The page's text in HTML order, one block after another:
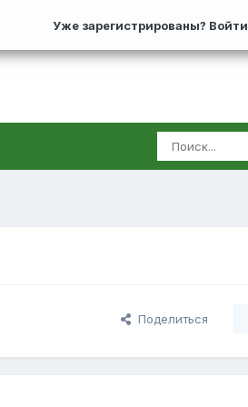
Уже зарегистрированы? Войти
Поделиться